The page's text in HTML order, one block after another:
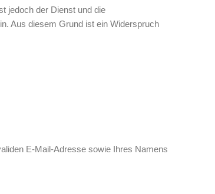
jedoch der Dienst und die
Aus diesem Grund ist ein Widerspruch
E-Mail-Adresse sowie Ihres Namens